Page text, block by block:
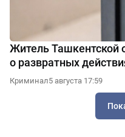
Житель Ташкентской
о развратных
Криминал5 августа 17:59